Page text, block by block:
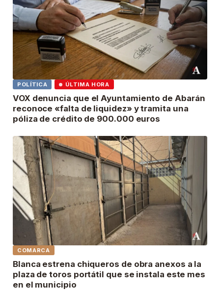
POLÍTICA ÚLTIMA HORA
VOX denuncia que el Ayuntamiento de Abarán
reconoce «falta de liquidez» y tramita una
póliza de crédito de 900.000 euros
COMARCA
Blanca estrena chiqueros de obra anexos a la
plaza de toros portátil que se instala este mes
en el municipio